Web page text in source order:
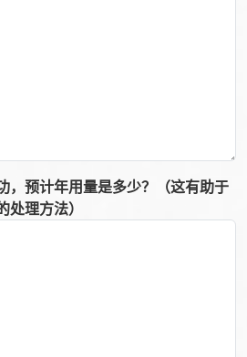
，预计年用量是多少？（这有助于
理方法）